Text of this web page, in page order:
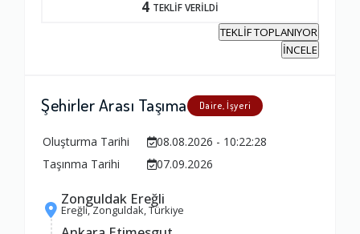
4 TEKLİF VERİLDİ
TEKLİF TOPLANIYOR
İNCELE
Şehirler Arası Taşıma Daire, İşyeri
Oluşturma Tarihi
08.08.2026 - 10:22:28
Taşınma Tarihi
07.09.2026
Zonguldak Ereğli
Ereğli, Zonguldak, Türkiye